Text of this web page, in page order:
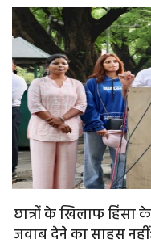
छात्रों के खिलाफ हिंसा
जवाब देने का साहस